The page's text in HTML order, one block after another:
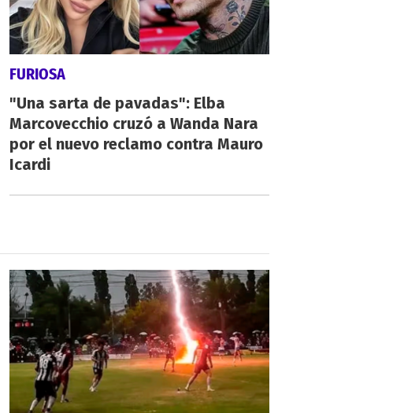
FURIOSA
"Una sarta de pavadas": Elba
Marcovecchio cruzó a Wanda Nara
por el nuevo reclamo contra Mauro
Icardi